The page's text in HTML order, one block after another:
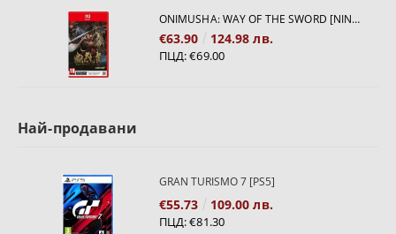
ONIMUSHA: WAY OF THE SWORD [NINTENDO SWITCH 2]
€63.90 124.98 лв.
ПЦД:€69.00
Най-продавани
GRAN TURISMO 7 [PS5]
€55.73 109.00 лв.
ПЦД:€81.30